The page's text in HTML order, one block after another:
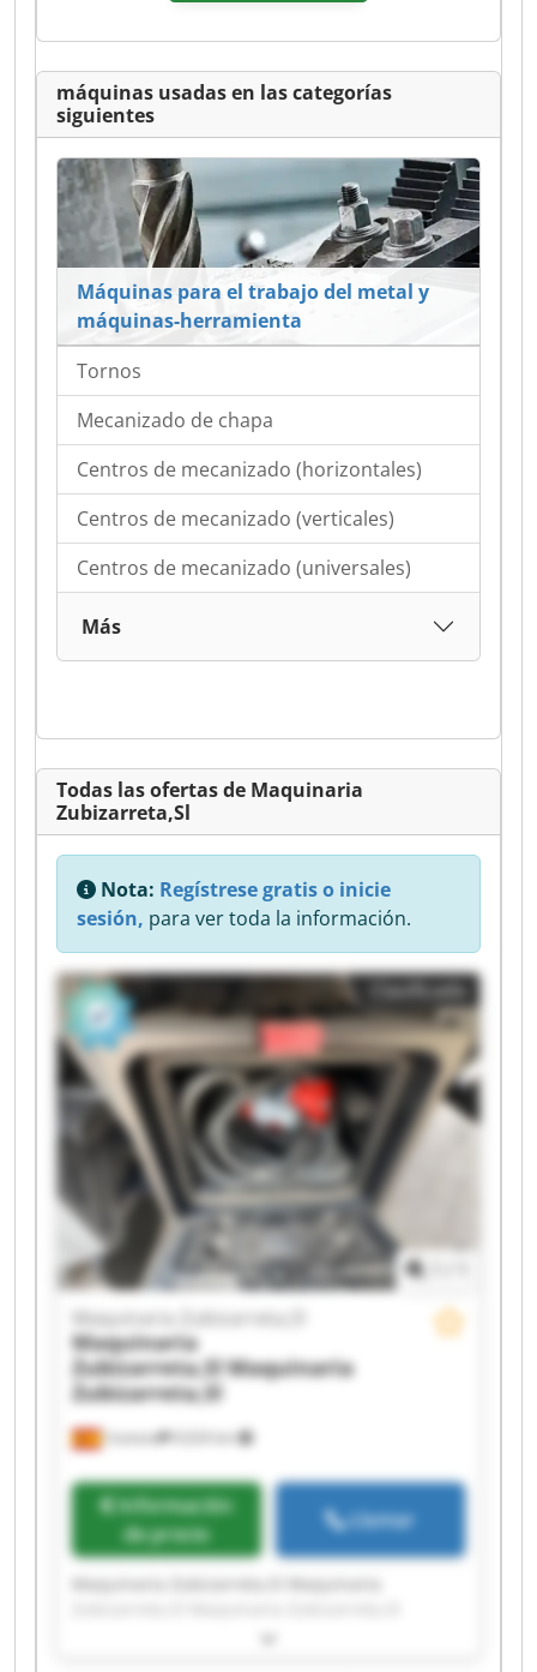
máquinas usadas en las categorías
siguientes
Máquinas para el trabajo del metal y
máquinas-herramienta
Tornos
Mecanizado de chapa
Centros de mecanizado (horizontales)
Centros de mecanizado (verticales)
Centros de mecanizado (universales)
Más
Todas las ofertas de Maquinaria
Zubizarreta,Sl
Nota: Regístrese gratis o inicie
sesión, para ver toda la información.
Cestona 9,024 km
Maquinaria Zubizarreta,Sl
Maquinaria
Zubizarreta,SlMaquinaria
Zubizarreta,Sl
Información
de precio
Llamar
Maquinaria Zubizarreta,Sl Maquinaria